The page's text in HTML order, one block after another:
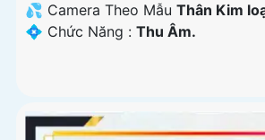
💦 Camera Theo Mẫu Thân Kim
️💠 Chức Năng : Thu Âm.